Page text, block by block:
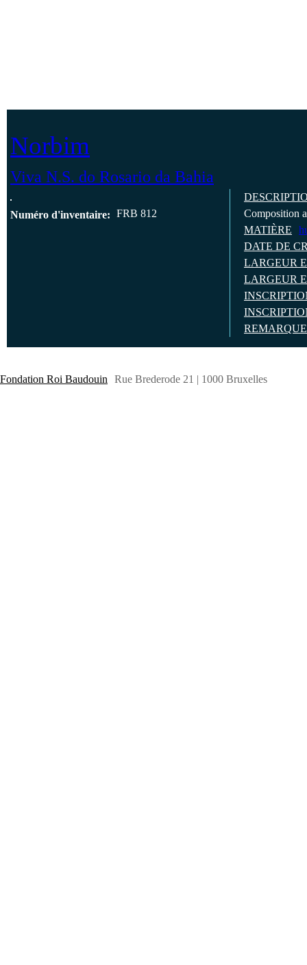
Norbim
Viva N.S. do Rosario da Bahia
Numéro d'inventaire: FRB 812
Composition
MATIÈRE
DATE DE
LARGEUR
LARGEUR
Fondation Roi Baudouin Rue Brederode 21 | 1000 Bruxelles